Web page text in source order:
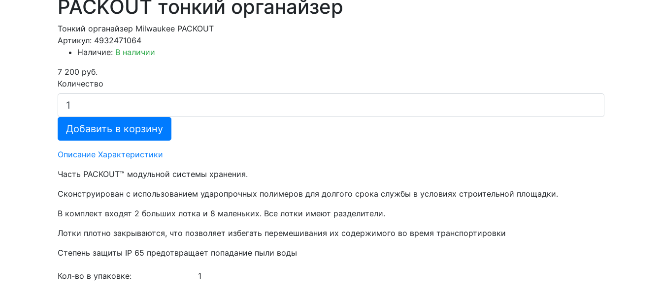
PACKOUT тонкий органайзер
Тонкий органайзер Milwaukee PACKOUT
Артикул: 4932471064
Наличие: В наличии
7 200 руб.
Количество
Добавить в корзину
Описание Характеристики
Часть PACKOUT™ модульной системы хранения.
Сконструирован с использованием ударопрочных полимеров для долгого срока службы в условиях строительной площадки.
В комплект входят 2 больших лотка и 8 маленьких. Все лотки имеют разделители.
Лотки плотно закрываются, что позволяет избегать перемешивания их содержимого во время транспортировки
Степень защиты IP 65 предотвращает попадание пыли воды
Кол-во в упаковке: 1